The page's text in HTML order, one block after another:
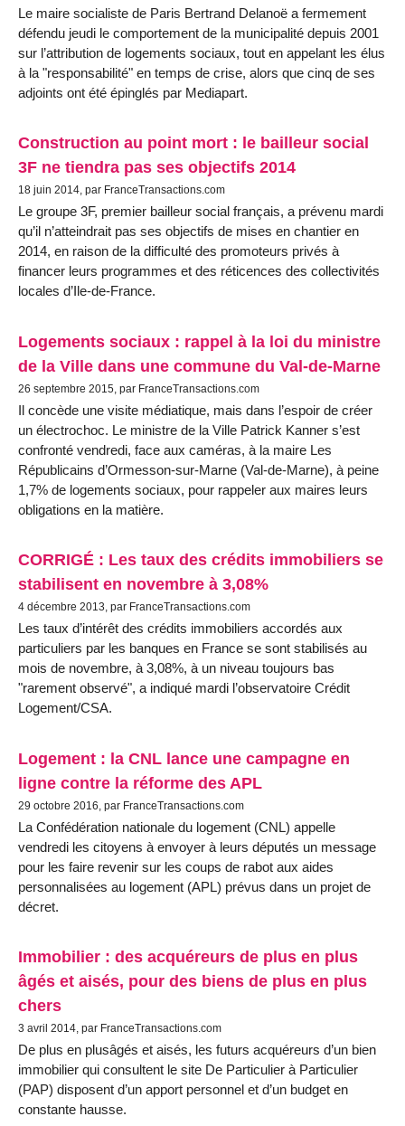
Le maire socialiste de Paris Bertrand Delanoë a fermement
défendu jeudi le comportement de la municipalité depuis 2001
sur l’attribution de logements sociaux, tout en appelant les élus
à la "responsabilité" en temps de crise, alors que cinq de ses
adjoints ont été épinglés par Mediapart.
Construction au point mort : le bailleur social
3F ne tiendra pas ses objectifs 2014
18 juin 2014, par FranceTransactions.com
Le groupe 3F, premier bailleur social français, a prévenu mardi
qu’il n’atteindrait pas ses objectifs de mises en chantier en
2014, en raison de la difficulté des promoteurs privés à
financer leurs programmes et des réticences des collectivités
locales d’Ile-de-France.
Logements sociaux : rappel à la loi du ministre
de la Ville dans une commune du Val-de-Marne
26 septembre 2015, par FranceTransactions.com
Il concède une visite médiatique, mais dans l’espoir de créer
un électrochoc. Le ministre de la Ville Patrick Kanner s’est
confronté vendredi, face aux caméras, à la maire Les
Républicains d’Ormesson-sur-Marne (Val-de-Marne), à peine
1,7% de logements sociaux, pour rappeler aux maires leurs
obligations en la matière.
CORRIGÉ : Les taux des crédits immobiliers se
stabilisent en novembre à 3,08%
4 décembre 2013, par FranceTransactions.com
Les taux d’intérêt des crédits immobiliers accordés aux
particuliers par les banques en France se sont stabilisés au
mois de novembre, à 3,08%, à un niveau toujours bas
"rarement observé", a indiqué mardi l’observatoire Crédit
Logement/CSA.
Logement : la CNL lance une campagne en
ligne contre la réforme des APL
29 octobre 2016, par FranceTransactions.com
La Confédération nationale du logement (CNL) appelle
vendredi les citoyens à envoyer à leurs députés un message
pour les faire revenir sur les coups de rabot aux aides
personnalisées au logement (APL) prévus dans un projet de
décret.
Immobilier : des acquéreurs de plus en plus
âgés et aisés, pour des biens de plus en plus
chers
3 avril 2014, par FranceTransactions.com
De plus en plusâgés et aisés, les futurs acquéreurs d’un bien
immobilier qui consultent le site De Particulier à Particulier
(PAP) disposent d’un apport personnel et d’un budget en
constante hausse.